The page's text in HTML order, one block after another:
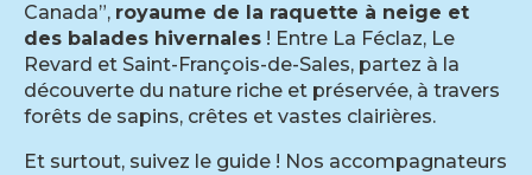
Canada”, royaume de la raquette à neige et
des balades hivernales ! Entre La Féclaz, Le
Revard et Saint-François-de-Sales, partez à la
découverte du nature riche et préservée, à travers
forêts de sapins, crêtes et vastes clairières.
Et surtout, suivez le guide ! Nos accompagnateurs